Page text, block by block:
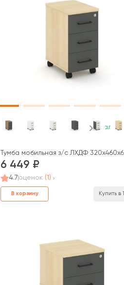
В
Тумба мобильная з/с ЛХДФ
6 449
4.7 оценок (1)
В корзину Купить в